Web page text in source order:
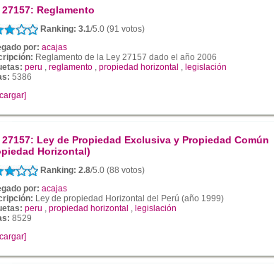
27157: Reglamento
Ranking: 3.1/5.0 (91 votos)
por: acajas
Reglamento de la Ley 27157 dado el año 2006
peru reglamento propiedad horizontal
legislación
5386
27157: Ley de Propiedad Exclusiva y Propiedad Común
Horizontal)
Ranking: 2.8/5.0 (88 votos)
por: acajas
Ley de propiedad Horizontal del Perú (año 1999)
peru propiedad horizontal
legislación
8529